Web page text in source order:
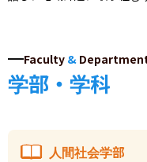
Faculty &
学部・学科
人間社会学部